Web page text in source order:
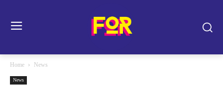
Home News
News